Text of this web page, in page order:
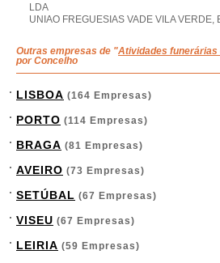
LDA
UNIAO FREGUESIAS VADE VILA VERDE,
Outras empresas de "Atividades funerárias
por Concelho
LISBOA (164 Empresas)
PORTO (114 Empresas)
BRAGA (81 Empresas)
AVEIRO (73 Empresas)
SETÚBAL (67 Empresas)
VISEU (67 Empresas)
LEIRIA (59 Empresas)